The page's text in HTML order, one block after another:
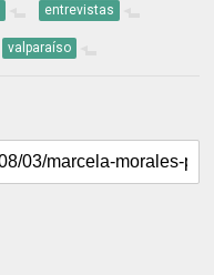
entrevistas
valparaíso